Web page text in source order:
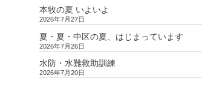
本牧の夏 いよいよ
2026年7月27日
夏・夏・中区の夏、はじまっています
2026年7月26日
水防・水難救助訓練
2026年7月20日